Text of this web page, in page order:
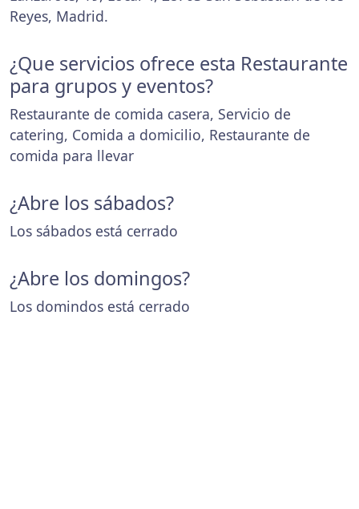
Reyes, Madrid.
¿Que servicios ofrece esta Restaurante
para grupos y eventos?
Restaurante de comida casera, Servicio de
catering, Comida a domicilio, Restaurante de
comida para llevar
¿Abre los sábados?
Los sábados está cerrado
¿Abre los domingos?
Los domindos está cerrado